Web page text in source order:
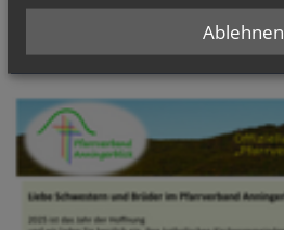
Ablehnen